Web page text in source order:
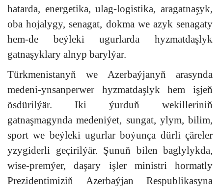
hatarda, energetika, ulag-logistika, aragatnaşyk,
oba hojalygy, senagat, dokma we azyk senagaty
hem-de beýleki ugurlarda hyzmatdaşlyk
gatnaşyklary alnyp barylýar.
Türkmenistanyň we Azerbaýjanyň arasynda
medeni-ynsanperwer hyzmatdaşlyk hem işjeň
ösdürilýär. Iki ýurduň wekilleriniň
gatnaşmagynda medeniýet, sungat, ylym, bilim,
sport we beýleki ugurlar boýunça dürli çäreler
yzygiderli geçirilýär. Şunuň bilen baglylykda,
wise-premýer, daşary işler ministri hormatly
Prezidentimiziň Azerbaýjan Respublikasyna